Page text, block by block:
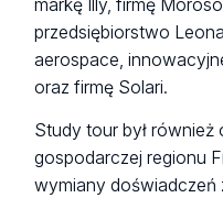
markę Illy, firmę
przedsiębiorstwo
aerospace,
oraz firmę Solari.
Study tour był
gospodarczej regionu
wymiany doświadczeń